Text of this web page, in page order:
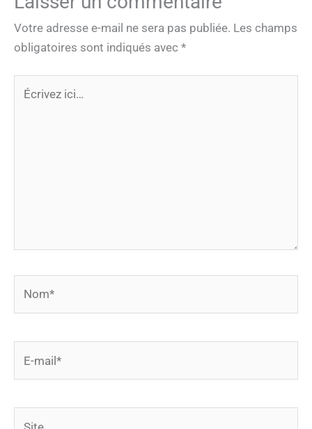
Votre adresse e-mail ne sera pas publiée. Les champs
obligatoires sont indiqués avec *
mail*